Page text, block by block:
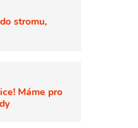
stromu,
Máme pro